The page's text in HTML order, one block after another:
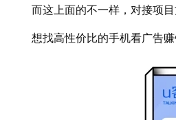
而这上面的不一样，对接项
想找高性价比的手机看广告赚